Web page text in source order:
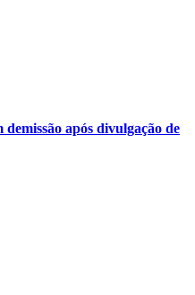
demissão após divulgação de